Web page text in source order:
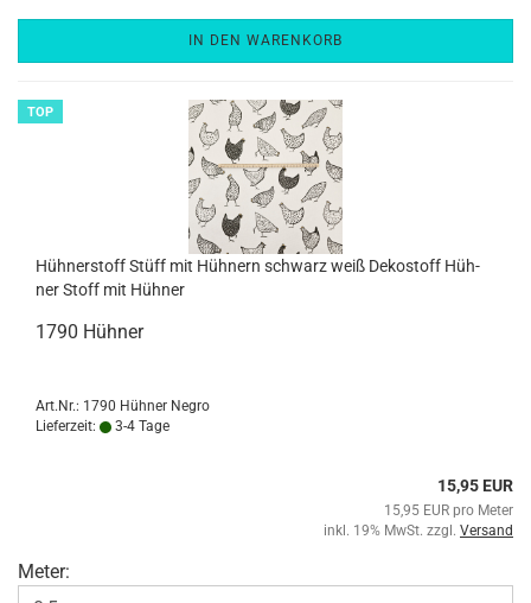
IN DEN WARENKORB
TOP
Hüh­ner­stoff Stüff mit Hüh­nern schwarz weiß De­ko­stoff Hüh­
ner Stoff mit Hüh­ner
1790 Hüh­ner
Art.Nr.: 1790 Hühner Negro
Lieferzeit:
3-4 Tage
15,95 EUR
15,95 EUR pro Meter
inkl. 19% MwSt. zzgl. Versand
Meter: